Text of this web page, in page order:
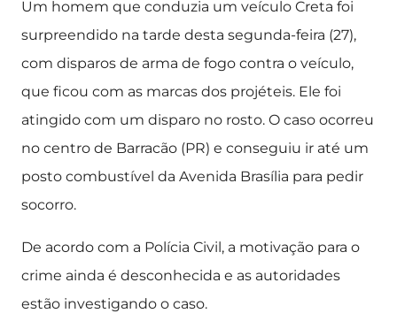
Um homem que conduzia um veículo Creta foi
surpreendido na tarde desta segunda-feira (27),
com disparos de arma de fogo contra o veículo,
que ficou com as marcas dos projéteis. Ele foi
atingido com um disparo no rosto. O caso ocorreu
no centro de Barracão (PR) e conseguiu ir até um
posto combustível da Avenida Brasília para pedir
socorro.
De acordo com a Polícia Civil, a motivação para o
crime ainda é desconhecida e as autoridades
estão investigando o caso.